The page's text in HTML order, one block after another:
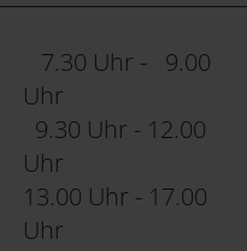
7.30 Uhr - 9.00
Uhr
9.30 Uhr - 12.00
Uhr
13.00 Uhr - 17.00
Uhr